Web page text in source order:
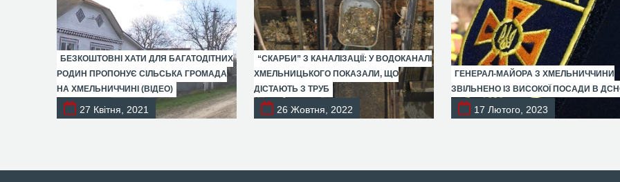
БЕЗКОШТОВНІ ХАТИ ДЛЯ БАГАТОДІТНИХ
РОДИН ПРОПОНУЄ СІЛЬСЬКА ГРОМАДА
НА ХМЕЛЬНИЧЧИНІ (ВІДЕО)
27 Квітня, 2021
“СКАРБИ” З КАНАЛІЗАЦІЇ: У ВОДОКАНАЛІ
ХМЕЛЬНИЦЬКОГО ПОКАЗАЛИ, ЩО
ДІСТАЮТЬ З ТРУБ
26 Жовтня, 2022
ГЕНЕРАЛ-МАЙОРА З ХМЕЛЬНИЧЧИНИ
ЗВІЛЬНЕНО ІЗ ВИСОКОЇ ПОСАДИ В
17 Лютого, 2023